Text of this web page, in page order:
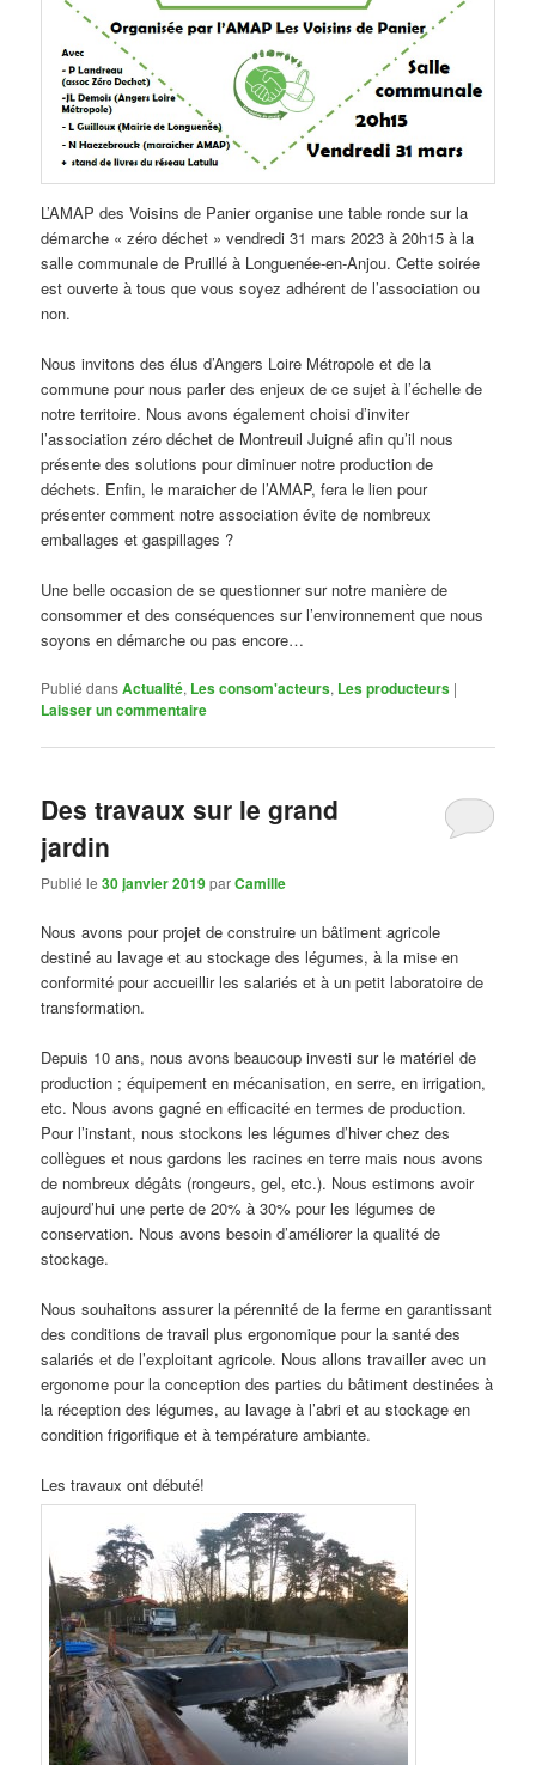
L’AMAP des Voisins de Panier organise une table ronde sur la
démarche « zéro déchet » vendredi 31 mars 2023 à 20h15 à la
salle communale de Pruillé à Longuenée-en-Anjou. Cette soirée
est ouverte à tous que vous soyez adhérent de l’association ou
non.
Nous invitons des élus d’Angers Loire Métropole et de la
commune pour nous parler des enjeux de ce sujet à l’échelle de
notre territoire. Nous avons également choisi d’inviter
l’association zéro déchet de Montreuil Juigné afin qu’il nous
présente des solutions pour diminuer notre production de
déchets. Enfin, le maraicher de l’AMAP, fera le lien pour
présenter comment notre association évite de nombreux
emballages et gaspillages ?
Une belle occasion de se questionner sur notre manière de
consommer et des conséquences sur l’environnement que nous
soyons en démarche ou pas encore…
Publié dansActualité, Les consom'acteurs, Les producteurs |
Laisser un commentaire
Des travaux sur le grand
jardin
Publié le30 janvier 2019parCamille
Nous avons pour projet de construire un bâtiment agricole
destiné au lavage et au stockage des légumes, à la mise en
conformité pour accueillir les salariés et à un petit laboratoire de
transformation.
Depuis 10 ans, nous avons beaucoup investi sur le matériel de
production ; équipement en mécanisation, en serre, en irrigation,
etc. Nous avons gagné en efficacité en termes de production.
Pour l’instant, nous stockons les légumes d’hiver chez des
collègues et nous gardons les racines en terre mais nous avons
de nombreux dégâts (rongeurs, gel, etc.). Nous estimons avoir
aujourd’hui une perte de 20% à 30% pour les légumes de
conservation. Nous avons besoin d’améliorer la qualité de
stockage.
Nous souhaitons assurer la pérennité de la ferme en garantissant
des conditions de travail plus ergonomique pour la santé des
salariés et de l’exploitant agricole. Nous allons travailler avec un
ergonome pour la conception des parties du bâtiment destinées à
la réception des légumes, au lavage à l’abri et au stockage en
condition frigorifique et à température ambiante.
Les travaux ont débuté!